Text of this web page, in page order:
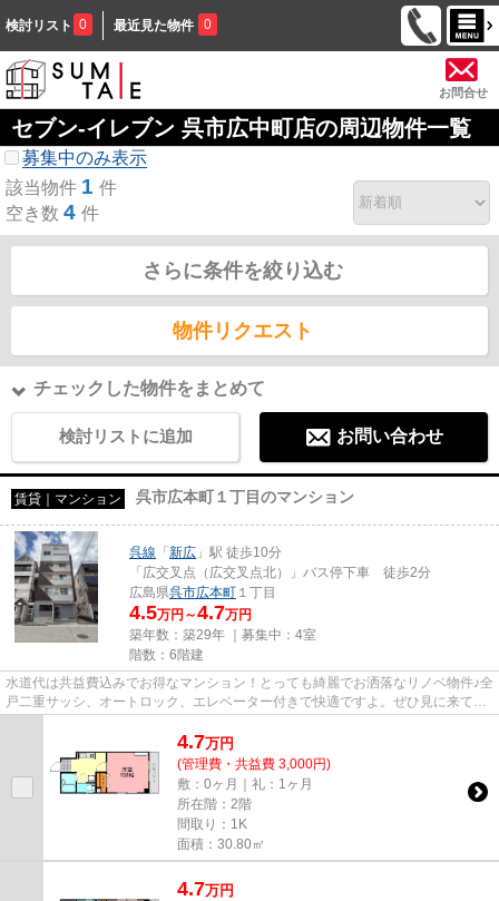
検討リスト 0 最近見た物件 0
お問合せ
セブン-イレブン 呉市広中町店の周辺物件一覧
募集中のみ表示
該当物件 1 件
空き数 4 件
さらに条件を絞り込む
物件リクエスト
チェックした物件をまとめて
検討リストに追加 お問い合わせ
賃貸｜マンション 呉市広本町１丁目のマンション
呉線 「 新広 」駅 徒歩10分
「広交叉点（広交叉点北）」バス停下車 徒歩2分
広島県呉市広本町 １丁目
4.5万円～4.7万円
築年数：築29年 ｜募集中： 4室
階数：6階建
水道代は共益費込みでお得なマンション！とっても綺麗でお洒落なリノベ物件♪全
戸二重サッシ、オートロック、エレベーター付きで快適ですよ。ぜひ見に来てく
4.7万円
(管理費・共益費 3,000円)
敷：0ヶ月｜礼：1ヶ月
所在階：2階
間取り：1K
面積：30.80㎡
4.7万円